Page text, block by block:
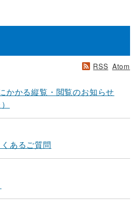
RSS Atom
かかる縦覧・閲覧のお知らせ
あるご質問